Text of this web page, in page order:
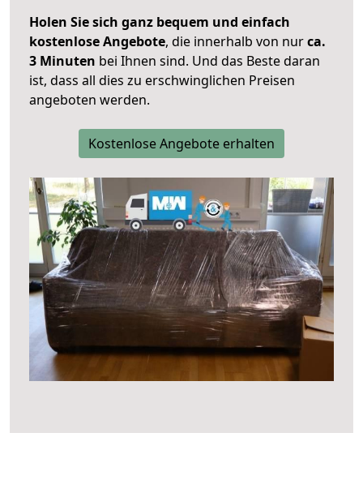
Holen Sie sich ganz bequem und einfach
kostenlose Angebote, die innerhalb von nurca.
3 Minuten bei Ihnen sind. Und das Beste daran
ist, dass all dies zu erschwinglichen Preisen
angeboten werden.
Kostenlose Angebote erhalten